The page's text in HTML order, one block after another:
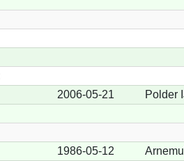
2006-05-21 Polder
1986-05-12